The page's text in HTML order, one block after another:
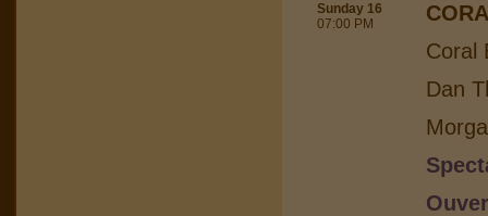
Sunday 16
07:00 PM
Coral
Dan